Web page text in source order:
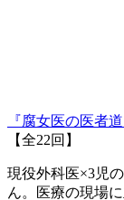
『腐女医の医者
【全22回】
現役外科医×3児
ん。医療の現場